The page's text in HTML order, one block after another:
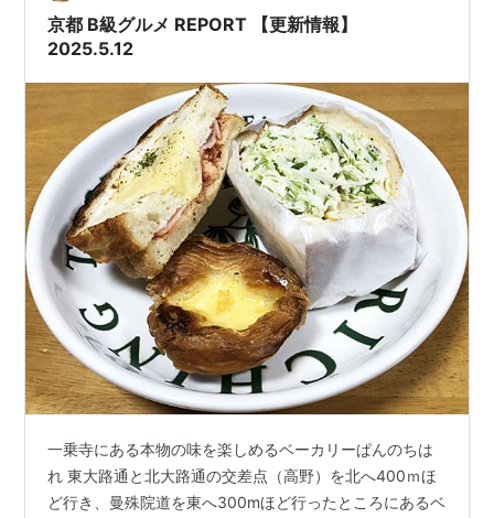
京都 B級グルメ REPORT 【更新情報】
2025.5.12
一乗寺にある本物の味を楽しめるベーカリーぱんのちは
れ 東大路通と北大路通の交差点（高野）を北へ400ｍほ
ど行き、曼殊院道を東へ300mほど行ったところにあるベ